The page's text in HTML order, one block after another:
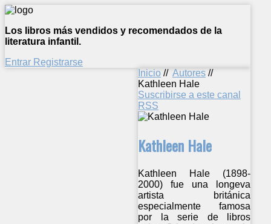
Los libros más vendidos y recomendados de la
literatura infantil.
Entrar Registrarse
Inicio // Autores //
Kathleen Hale
Suscribirse a este canal
RSS
Kathleen Hale
Kathleen Hale (1898-
2000) fue una longeva
artista británica
especialmente famosa
por la serie de libros